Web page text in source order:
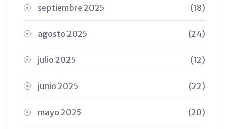
septiembre 2025 (18)
agosto 2025 (24)
julio 2025 (12)
junio 2025 (22)
mayo 2025 (20)